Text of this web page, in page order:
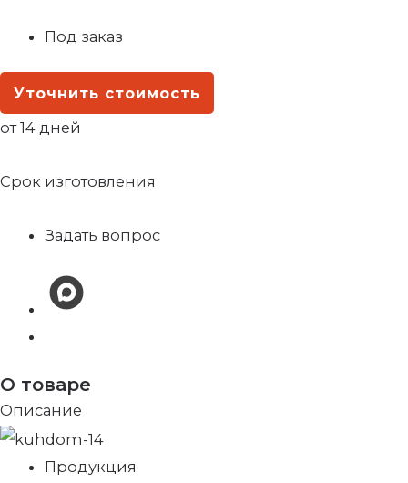
Под заказ
Уточнить стоимость
от 14 дней
Срок изготовления
Задать вопрос
О товаре
Описание
Продукция